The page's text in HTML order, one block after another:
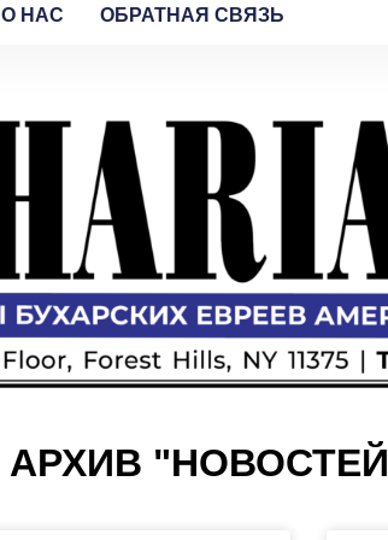
O HAC ОБРАТНАЯ СВЯЗЬ
АРХИВ